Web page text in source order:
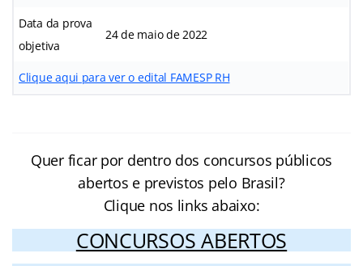
Data da prova
objetiva
24 de maio de 2022
Clique aqui para ver o edital FAMESP RH
Quer ficar por dentro dos concursos públicos
abertos e previstos pelo Brasil?
Clique nos links abaixo:
CONCURSOS ABERTOS